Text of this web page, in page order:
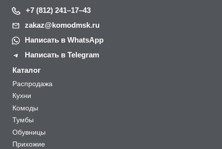
+7 (812) 241–17–43
zakaz@komodmsk.ru
Написать в WhatsApp
Написать в Telegram
Каталог
Распродажа
Кухни
Комоды
Тумбы
Обувницы
Прихожие